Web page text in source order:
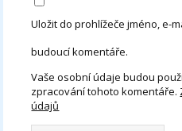
Uložit do prohlížeče jméno, e-
budoucí komentáře.
Vaše osobní údaje budou
zpracování tohoto komentáře.
údajů